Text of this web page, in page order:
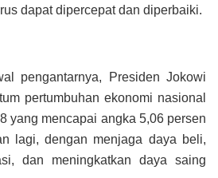
dapat dipercepat dan diperbaiki.
pengantarnya, Presiden Jokowi
pertumbuhan ekonomi nasional
yang mencapai angka 5,06 persen
lagi, dengan menjaga daya beli,
dan meningkatkan daya saing